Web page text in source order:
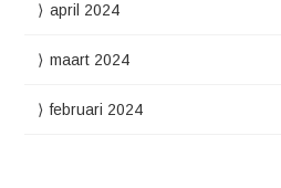
april 2024
maart 2024
februari 2024